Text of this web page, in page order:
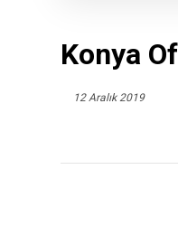
Konya
12 Aralık 2019